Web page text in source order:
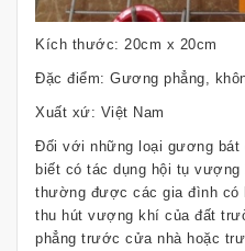
Kích thước: 20cm x 20cm
Đặc điểm: Gương phẳng,
Xuất xứ: Việt Nam
Đối với những loại gương
biết có tác dụng hội tụ
thường được các gia đình có
thu hút vượng khí của đất
phẳng trước cửa nhà hoặc